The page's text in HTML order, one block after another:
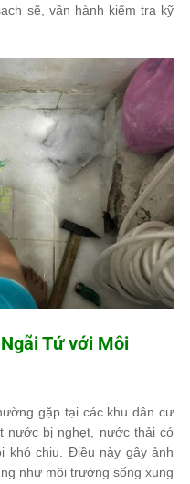
sẽ, vận hành kiểm tra kỹ
Tứ với Môi
gặp tại các khu dân cư
nước bị nghẹt, nước thải có
khó chịu. Điều này gây ảnh
như môi trường sống xung